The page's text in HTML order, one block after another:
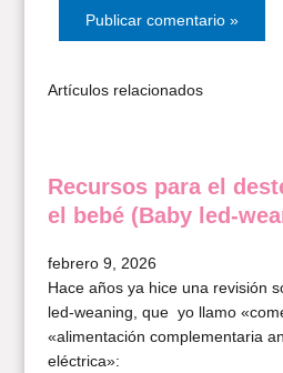
Artículos relacionados
Recursos para el
el bebé (Baby led-
febrero 9, 2026
Hace años ya hice una revisión
led-weaning, que yo llamo
«alimentación complementaria
eléctrica»: